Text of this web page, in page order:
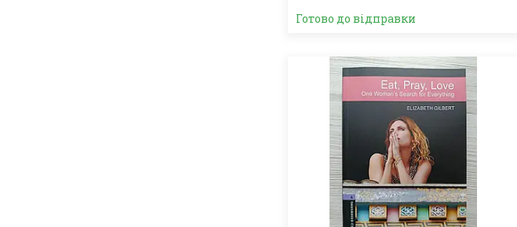
Готово до відправки